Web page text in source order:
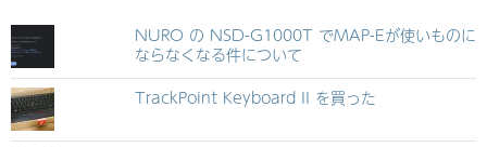
NURO の NSD-G1000T でMAP-Eが使いものに
ならなくなる件について
TrackPoint Keyboard II を買った